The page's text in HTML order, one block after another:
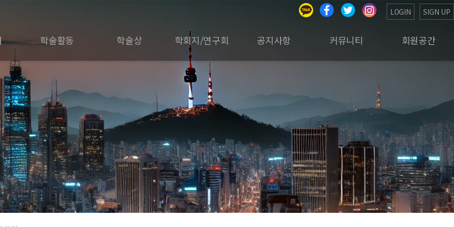
LOGIN SIGN UP
학술활동 학술상 학회지/연구회 공지사항 커뮤니티 회원공간